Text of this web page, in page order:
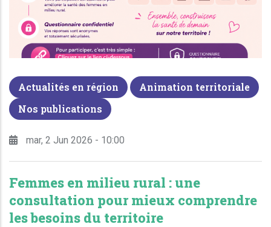
Actualités en région
Animation territoriale
Nos publications
mar, 2 Jun 2026 - 10:00
Femmes en milieu rural : une
consultation pour mieux comprendre
les besoins du territoire